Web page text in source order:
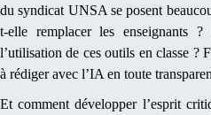
du syndicat UNSA se posent
t-elle remplacer les enseignants ?
l’utilisation de ces outils en classe ?
à rédiger avec l’IA en toute
Et comment développer l’esprit